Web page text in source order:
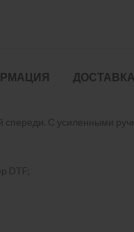
спереди. С усиленными
DTF;